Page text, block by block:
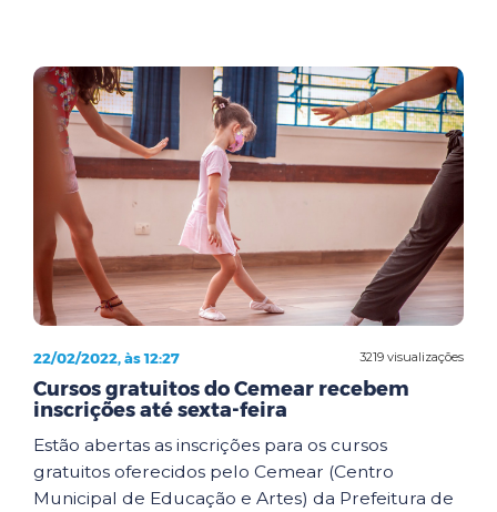
3219 visualizações
22/02/2022, às 12:27
Cursos gratuitos do Cemear recebem
inscrições até sexta-feira
Estão abertas as inscrições para os cursos
gratuitos oferecidos pelo Cemear (Centro
Municipal de Educação e Artes) da Prefeitura de